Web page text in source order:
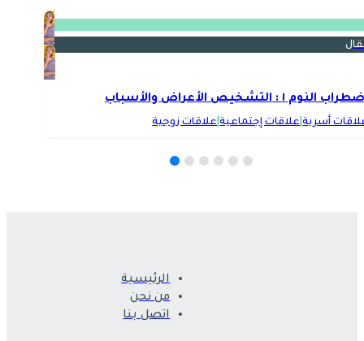
النوم ١ : التشخيص الأعراض والأسباب
أسرية| علاقات إجتماعية| علاقات زوجية
الرئيسية
من نحن
اتصل بنا